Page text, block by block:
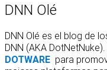
DNN Olé
DNN Olé es el blog de
DNN (AKA
DOTWARE para